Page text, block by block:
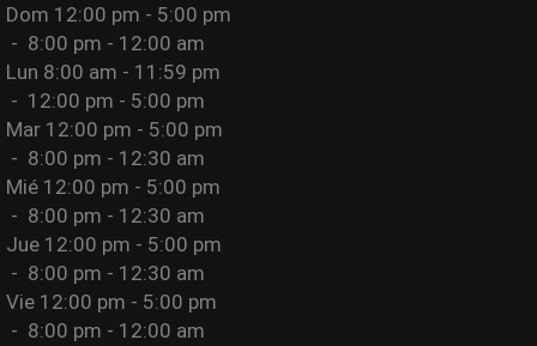
Dom 12:00 pm - 5:00 pm
- 8:00 pm - 12:00 am
Lun 8:00 am - 11:59 pm
- 12:00 pm - 5:00 pm
Mar 12:00 pm - 5:00 pm
- 8:00 pm - 12:30 am
Mié 12:00 pm - 5:00 pm
- 8:00 pm - 12:30 am
Jue 12:00 pm - 5:00 pm
- 8:00 pm - 12:30 am
Vie 12:00 pm - 5:00 pm
- 8:00 pm - 12:00 am